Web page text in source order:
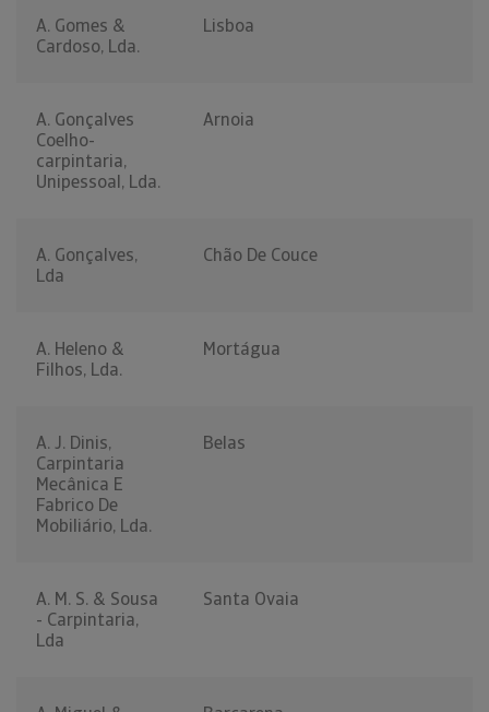
A. Gomes &
Cardoso, Lda.
Lisboa
A. Gonçalves
Coelho-
carpintaria,
Unipessoal, Lda.
Arnoia
A. Gonçalves,
Lda
Chão De Couce
A. Heleno &
Filhos, Lda.
Mortágua
A. J. Dinis,
Carpintaria
Mecânica E
Fabrico De
Mobiliário, Lda.
Belas
A. M. S. & Sousa
- Carpintaria,
Lda
Santa Ovaia